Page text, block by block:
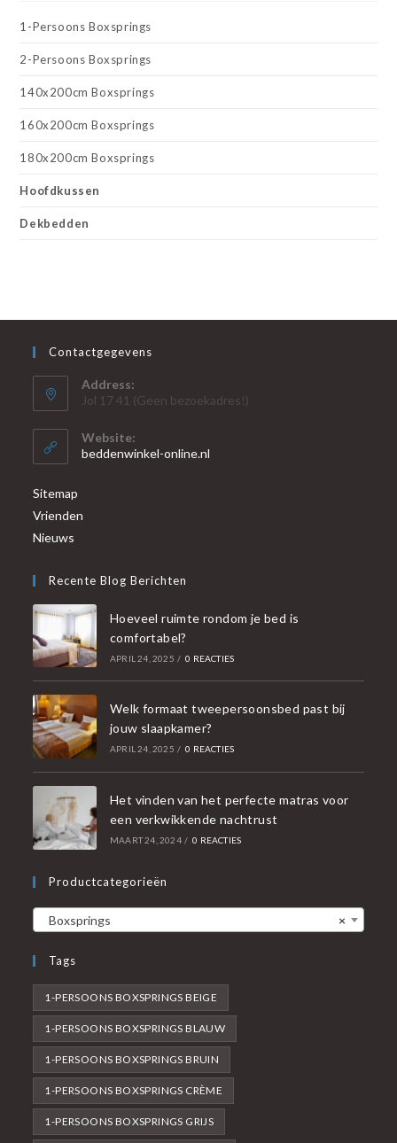
1-Persoons Boxsprings
2-Persoons Boxsprings
140x200cm Boxsprings
160x200cm Boxsprings
180x200cm Boxsprings
Hoofdkussen
Dekbedden
Contactgegevens
Address:
Jol 17 41 (Geen bezoekadres!)
Website:
beddenwinkel-online.nl
Sitemap
Vrienden
Nieuws
Recente Blog Berichten
Hoeveel ruimte rondom je bed is
comfortabel?
APRIL 24, 2025 / 0 REACTIES
Welk formaat tweepersoonsbed past bij
jouw slaapkamer?
APRIL 24, 2025 / 0 REACTIES
Het vinden van het perfecte matras voor
een verkwikkende nachtrust
MAART 24, 2024 / 0 REACTIES
Productcategorieën
×
Boxsprings
Tags
1-PERSOONS BOXSPRINGS BEIGE
1-PERSOONS BOXSPRINGS BLAUW
1-PERSOONS BOXSPRINGS BRUIN
1-PERSOONS BOXSPRINGS CRÈME
1-PERSOONS BOXSPRINGS GRIJS